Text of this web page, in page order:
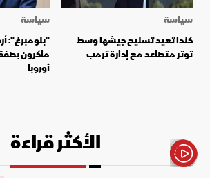
سياسة
كندا تعيد تسليح جيشها وسط
توتر متصاعد مع إدارة ترمب
سياسة
"بلومبرغ":
ماكرون
أوروبا
الأكثر قراءة